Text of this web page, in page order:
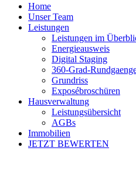
Home
Unser Team
Leistungen
Leistungen im
Energieausweis
Digital Staging
360-Grad-
Grundriss
Exposébroschüren
Hausverwaltung
Leistungsübersicht
AGBs
Immobilien
JETZT BEWERTEN